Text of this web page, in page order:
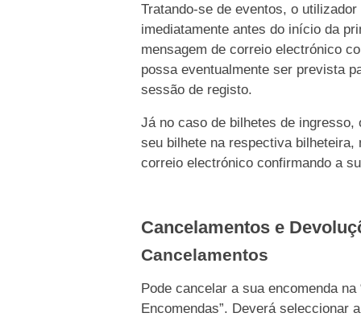
Tratando-se de eventos, o
imediatamente antes do início da
mensagem de correio electrónico
possa eventualmente ser prevista
sessão de registo.
Já no caso de bilhetes de
seu bilhete na respectiva bilheteira,
correio electrónico confirmando a
Cancelamentos e
Cancelamentos
Pode cancelar a sua encomenda
Encomendas”. Deverá seleccionar